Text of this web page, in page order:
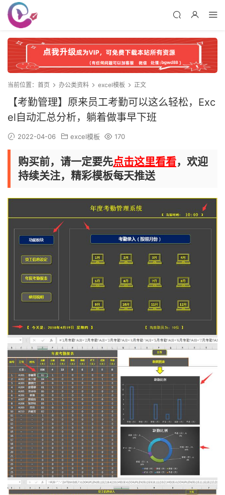
当前位置： 首页 办公类资料 excel模板 正文
【考勤管理】原来员工考勤可以这么轻松，Exc
el自动汇总分析，躺着做事早下班
2022-04-06 excel模板 170
购买前，请一定要先点击这里看看，欢迎
持续关注，精彩模板每天推送